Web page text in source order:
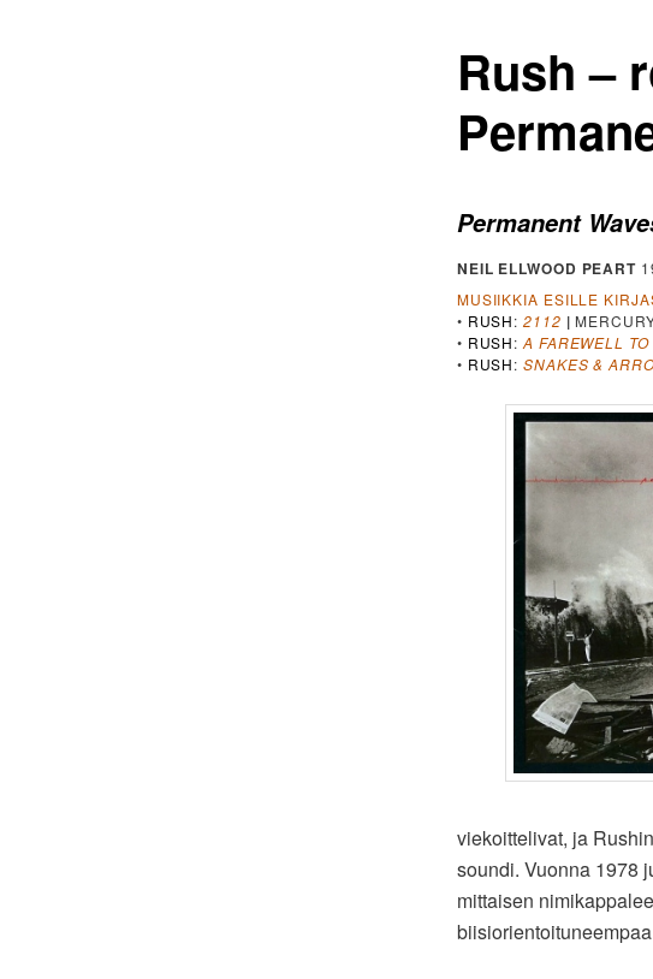
Rush –
Permanent
NEIL ELLWOOD PEART
MUSIIKKIA ESILLE
• RUSH:2112 |
• RUSH:A FAREWELL
• RUSH:SNAKES &
viekoittelivat, ja
soundi. Vuonna 1978
mittaisen